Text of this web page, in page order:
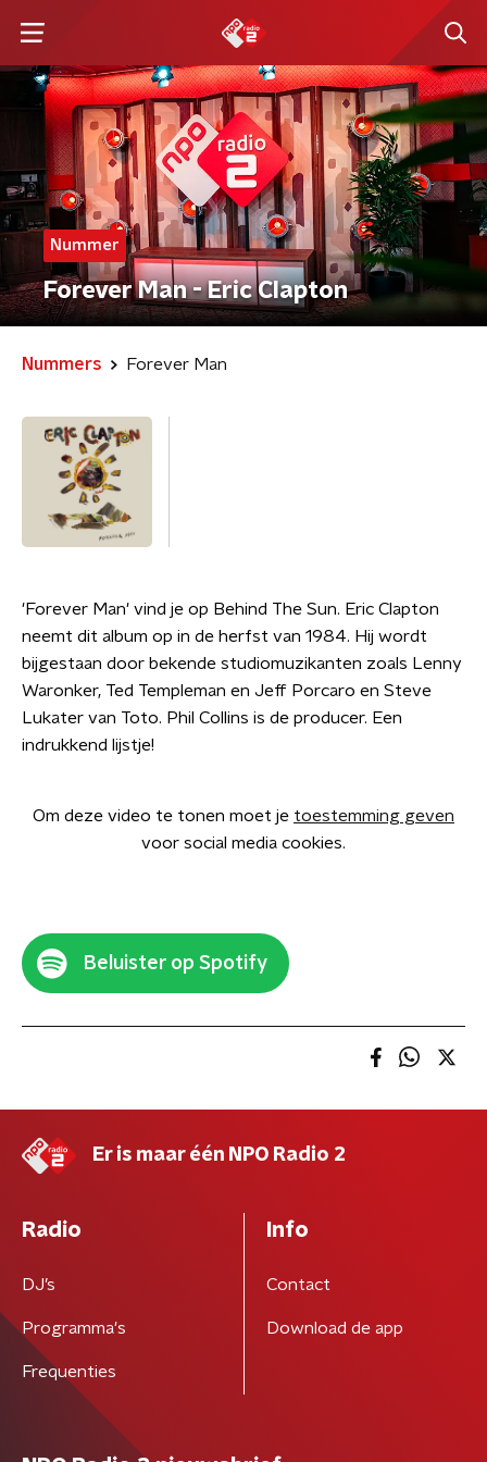
Nummer
Forever Man - Eric Clapton
Nummers Forever Man
'Forever Man' vind je op Behind The Sun. Eric Clapton
neemt dit album op in de herfst van 1984. Hij wordt
bijgestaan door bekende studiomuzikanten zoals Lenny
Waronker, Ted Templeman en Jeff Porcaro en Steve
Lukater van Toto. Phil Collins is de producer. Een
indrukkend lijstje!
Om deze video te tonen moet je toestemming geven
voor social media cookies.
Beluister op Spotify
Er is maar één NPO Radio 2
Radio
DJ’s
Programma's
Frequenties
Info
Contact
Download de app